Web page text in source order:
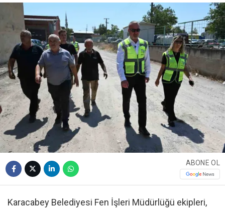
ABONE OL
Karacabey Belediyesi Fen İşleri Müdürlüğü ekipleri,